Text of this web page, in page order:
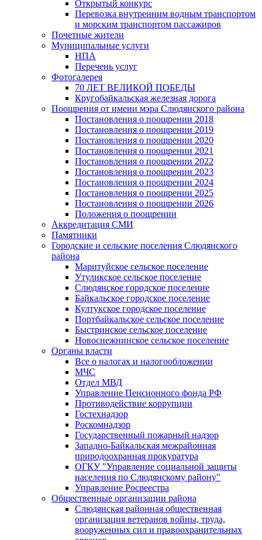
Открытый конкурс
Перевозка внутренним водным транспортом
и морским транспортом пассажиров
Почетные жители
Муниципальные услуги
НПА
Перечень услуг
Фотогалерея
70 ЛЕТ ВЕЛИКОЙ ПОБЕДЫ
Кругобайкальская железная дорога
Поощрения от имени мэра Слюдянского района
Постановления о поощрении 2018
Постановления о поощрении 2019
Постановления о поощрении 2020
Постановления о поощрении 2021
Постановления о поощрении 2022
Постановления о поощрении 2023
Постановления о поощрении 2024
Постановления о поощрении 2025
Постановления о поощрении 2026
Положения о поощрении
Аккредитация СМИ
Памятники
Городские и сельские поселения Слюдянского
района
Маритуйское сельское поселение
Утуликское сельское поселение
Слюдянское городское поселение
Байкальское городское поселение
Култукское городское поселение
Портбайкальское сельское поселение
Быстринское сельское поселение
Новоснежнинское сельское поселение
Органы власти
Все о налогах и налогообложении
МЧС
Отдел МВД
Управление Пенсионного фонда РФ
Противодействие коррупции
Гостехнадзор
Роскомнадзор
Государственный пожарный надзор
Западно-Байкальская межрайонная
природоохранная прокуратура
ОГКУ "Управление социальной защиты
населения по Слюдянскому району"
Управление Росреестра
Общественные организации района
Слюдянская районная общественная
организация ветеранов войны, труда,
вооруженных сил и правоохранительных